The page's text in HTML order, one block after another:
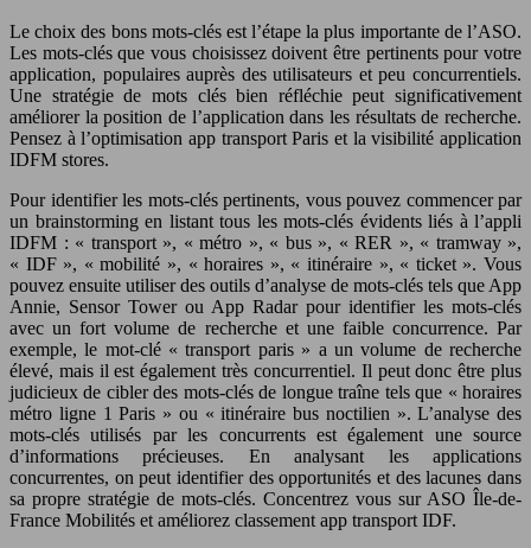
Le choix des bons mots-clés est l’étape la plus importante de l’ASO.
Les mots-clés que vous choisissez doivent être pertinents pour votre
application, populaires auprès des utilisateurs et peu concurrentiels.
Une stratégie de mots clés bien réfléchie peut significativement
améliorer la position de l’application dans les résultats de recherche.
Pensez à l’optimisation app transport Paris et la visibilité application
IDFM stores.
Pour identifier les mots-clés pertinents, vous pouvez commencer par
un brainstorming en listant tous les mots-clés évidents liés à l’appli
IDFM : « transport », « métro », « bus », « RER », « tramway »,
« IDF », « mobilité », « horaires », « itinéraire », « ticket ». Vous
pouvez ensuite utiliser des outils d’analyse de mots-clés tels que App
Annie, Sensor Tower ou App Radar pour identifier les mots-clés
avec un fort volume de recherche et une faible concurrence. Par
exemple, le mot-clé « transport paris » a un volume de recherche
élevé, mais il est également très concurrentiel. Il peut donc être plus
judicieux de cibler des mots-clés de longue traîne tels que « horaires
métro ligne 1 Paris » ou « itinéraire bus noctilien ». L’analyse des
mots-clés utilisés par les concurrents est également une source
d’informations précieuses. En analysant les applications
concurrentes, on peut identifier des opportunités et des lacunes dans
sa propre stratégie de mots-clés. Concentrez vous sur ASO Île-de-
France Mobilités et améliorez classement app transport IDF.